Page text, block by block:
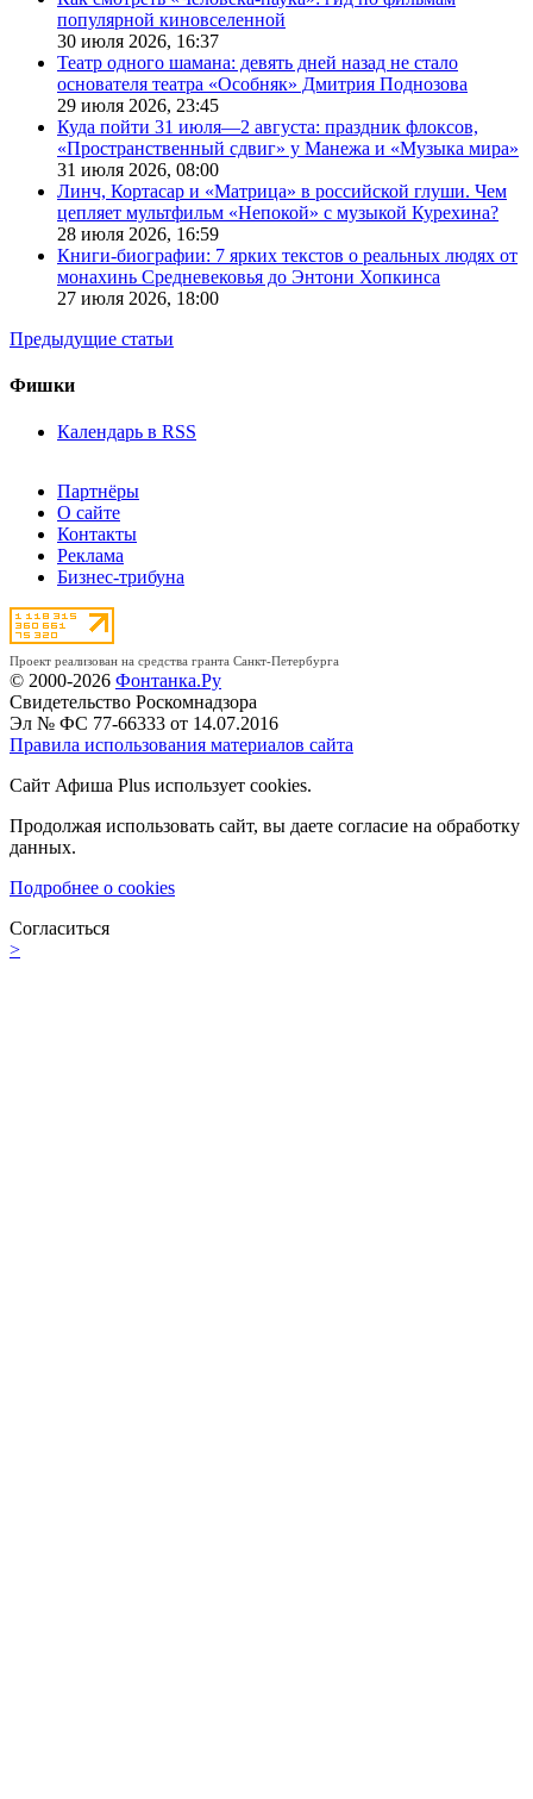
популярной киновселенной
30 июля 2026, 16:37
Театр одного шамана: девять дней назад не стало
основателя театра «Особняк» Дмитрия Поднозова
29 июля 2026, 23:45
Куда пойти 31 июля—2 августа: праздник флоксов,
«Пространственный сдвиг» у Манежа и «Музыка мира»
31 июля 2026, 08:00
Линч, Кортасар и «Матрица» в российской глуши. Чем
цепляет мультфильм «Непокой» с музыкой Курехина?
28 июля 2026, 16:59
Книги-биографии: 7 ярких текстов о реальных людях от
монахинь Средневековья до Энтони Хопкинса
27 июля 2026, 18:00
Предыдущие статьи
Фишки
Календарь в RSS
Партнёры
О сайте
Контакты
Реклама
Бизнес-трибуна
Проект реализован на средства гранта Санкт-Петербурга
© 2000-2026 Фонтанка.Ру
Свидетельство Роскомнадзора
Эл № ФС 77-66333 от 14.07.2016
Правила использования материалов сайта
Сайт Афиша Plus использует cookies.
Продолжая использовать сайт, вы даете согласие на обработку
данных.
Подробнее о cookies
Согласиться
>